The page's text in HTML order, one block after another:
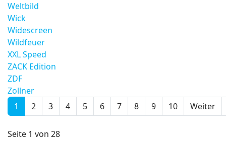
Weltbild
Wick
Widescreen
Wildfeuer
XXL Speed
ZACK Edition
ZDF
Zollner
1
2 3 4 5 6 7 8 9 10 Weiter
Seite 1 von 28